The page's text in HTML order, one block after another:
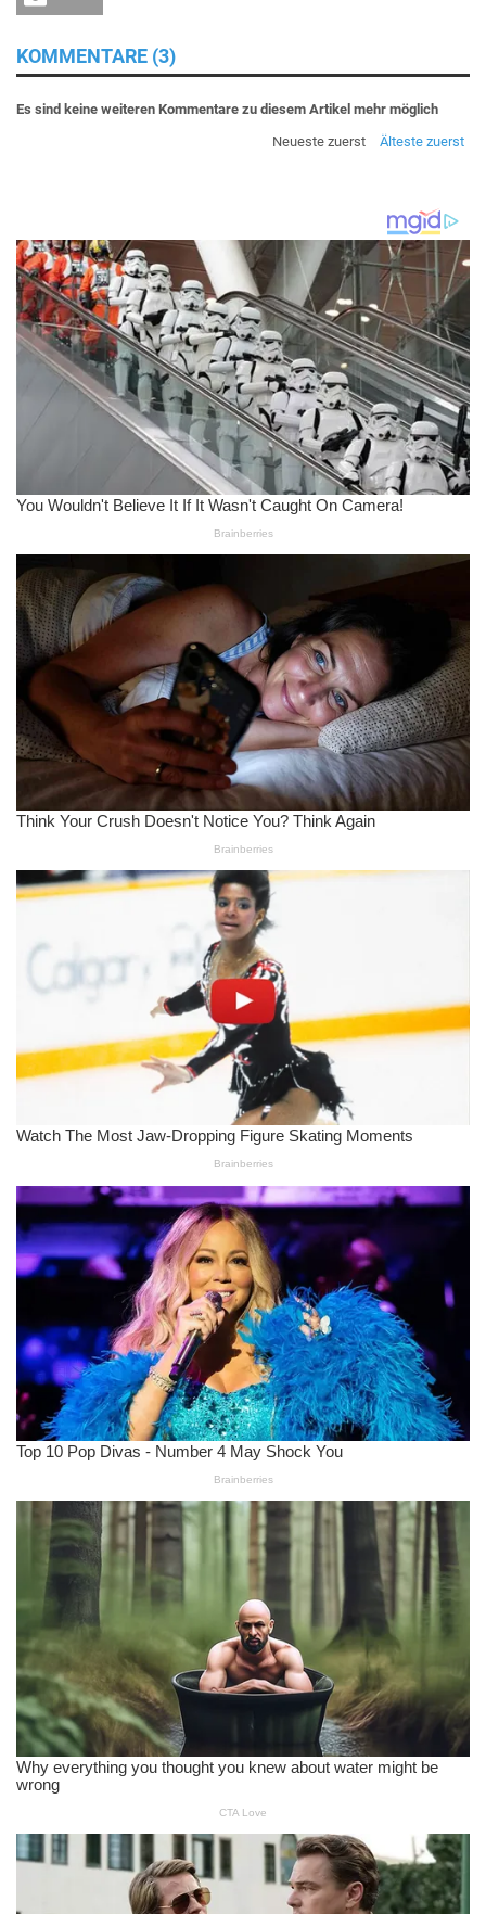
KOMMENTARE (3)
Es sind keine weiteren Kommentare zu diesem Artikel mehr möglich
Neueste zuerst
Älteste zuerst